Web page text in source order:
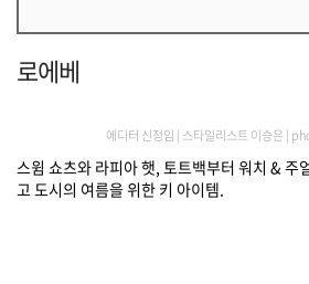
로에베
에디터 신정임 | 스타일리스트 이승은 |
스윔 쇼츠와 라피아 햇, 토트백부터 워치 & 주
고 도시의 여름을 위한 키 아이템.